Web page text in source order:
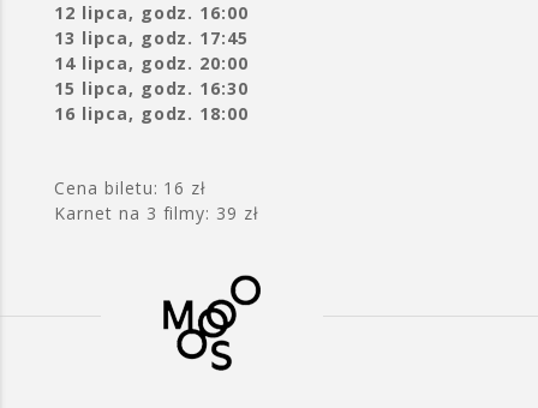
12 lipca, godz. 16:00
13 lipca, godz. 17:45
14 lipca, godz. 20:00
15 lipca, godz. 16:30
16 lipca, godz. 18:00
Cena biletu: 16 zł
Karnet na 3 filmy: 39 zł